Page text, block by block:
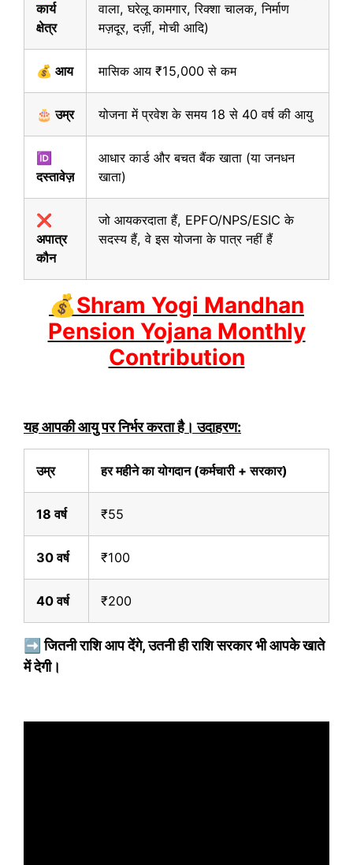
कार्य
क्षेत्र
वाला, घरेलू कामगार, रिक्शा चालक, निर्माण
मज़दूर, दर्ज़ी, मोची आदि)
💰 आय मासिक आय ₹15,000 से कम
🎂 उम्र योजना में प्रवेश के समय 18 से 40 वर्ष की आयु
🆔
दस्तावेज़
आधार कार्ड और बचत बैंक खाता (या जनधन
खाता)
❌
अपात्र
कौन
जो आयकरदाता हैं, EPFO/NPS/ESIC के
सदस्य हैं, वे इस योजना के पात्र नहीं हैं
💰Shram Yogi Mandhan
Pension Yojana Monthly
Contribution
यह आपकी आयु पर निर्भर करता है। उदाहरण:
उम्र हर महीने का योगदान (कर्मचारी + सरकार)
18 वर्ष ₹55
30 वर्ष ₹100
40 वर्ष ₹200
➡️ जितनी राशि आप देंगे, उतनी ही राशि सरकार भी आपके खाते
में देगी।